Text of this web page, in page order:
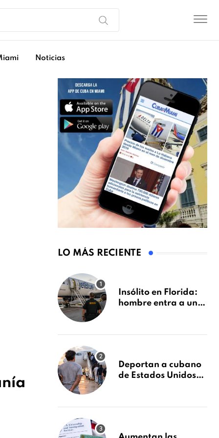
Noticias
LO MÁS RECIENTE
Insólito en Florida:
hombre entra a un
durmiendo dentro
Deportan a cubano
de Estados Unidos
$340,000 y robo de